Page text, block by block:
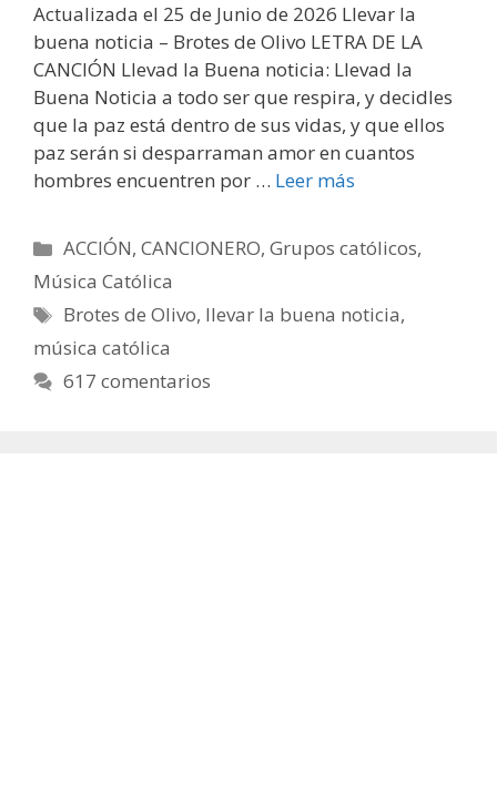
Actualizada el 25 de Junio de 2026 Llevar la
buena noticia – Brotes de Olivo LETRA DE LA
CANCIÓN Llevad la Buena noticia: Llevad la
Buena Noticia a todo ser que respira, y decidles
que la paz está dentro de sus vidas, y que ellos
paz serán si desparraman amor en cuantos
hombres encuentren por … Leer más
Categorías
ACCIÓN,CANCIONERO,Grupos católicos,
Música Católica
Etiquetas
Brotes de Olivo, llevar la buena noticia,
música católica
617 comentarios